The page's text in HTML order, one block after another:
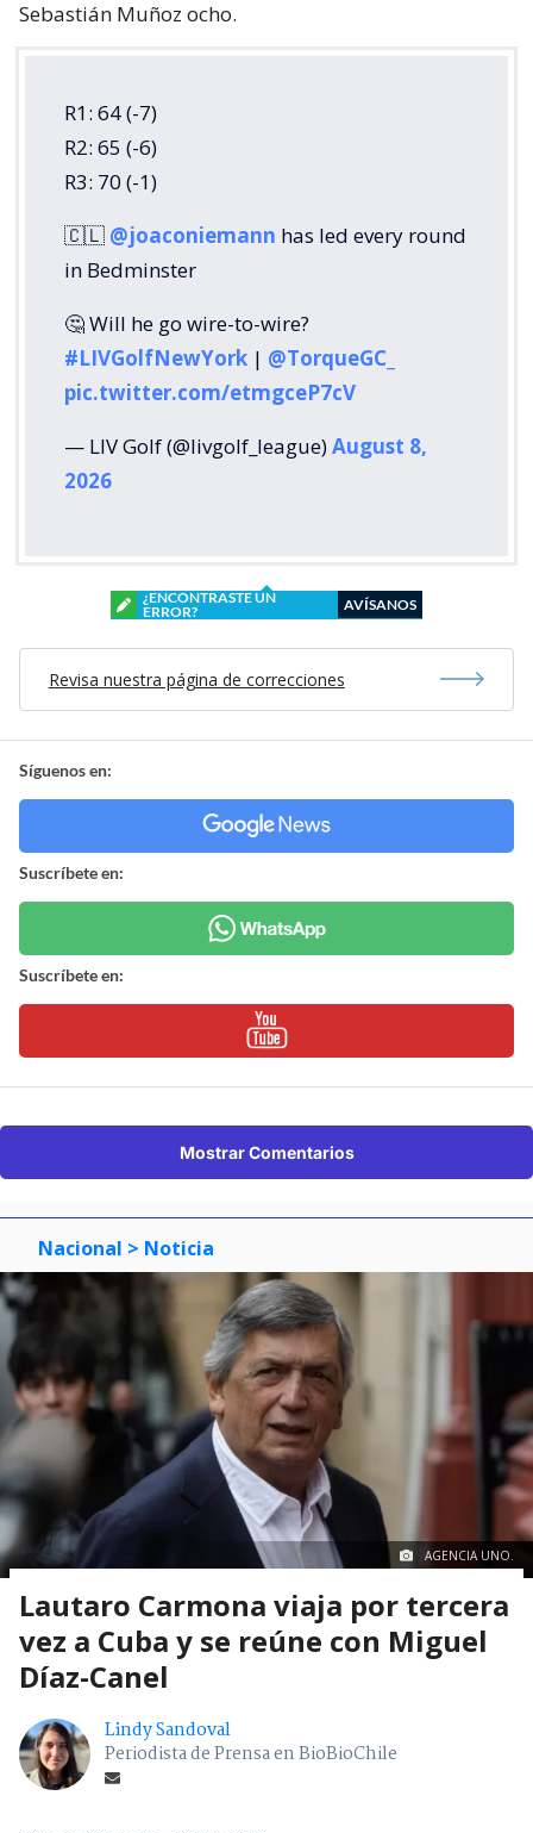
Sebastián Muñoz ocho.
R1: 64 (-7)
R2: 65 (-6)
R3: 70 (-1)
🇨🇱 @joaconiemann has led every round
in Bedminster
🤔 Will he go wire-to-wire?
#LIVGolfNewYork | @TorqueGC_
pic.twitter.com/etmgceP7cV
— LIV Golf (@livgolf_league)August 8,
2026
¿ENCONTRASTE UN
ERROR?
AVÍSANOS
Revisa nuestra página de correcciones
Síguenos en:
Suscríbete en:
Suscríbete en:
Mostrar Comentarios
Nacional > Noticia
AGENCIA UNO.
Lautaro Carmona viaja por tercera
vez a Cuba y se reúne con Miguel
Díaz-Canel
Lindy Sandoval
Periodista de Prensa en BioBioChile